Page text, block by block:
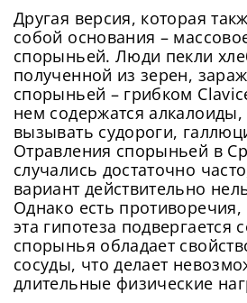
Другая версия, которая
собой основания –
спорыньей. Люди пекли
полученной из зерен,
спорыньей – грибком
нем содержатся
вызывать судороги,
Отравления спорыньей в
случались достаточно
вариант действительно
Однако есть противоречия,
эта гипотеза подвергается
спорынья обладает
сосуды, что делает
длительные физические